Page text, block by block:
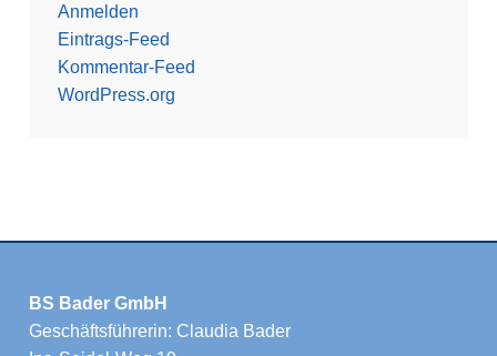
Anmelden
Eintrags-Feed
Kommentar-Feed
WordPress.org
BS Bader GmbH
Geschäftsführerin: Claudia Bader